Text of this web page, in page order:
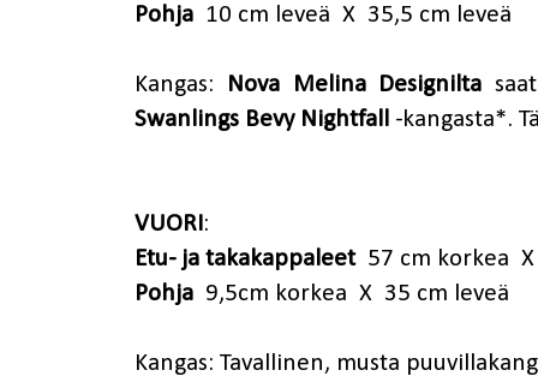
Pohja 10 cm leveä X 35,5 cm leveä
Kangas: Nova Melina Designilta
Swanlings Bevy Nightfall -kangasta*.
VUORI:
Etu- ja takakappaleet57 cm korkea X
Pohja 9,5cm korkea X 35 cm leveä
Kangas: Tavallinen, musta